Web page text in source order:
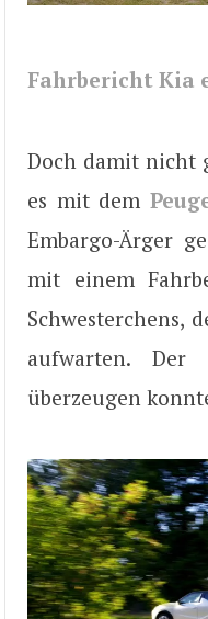
Fahrbericht Kia
Doch damit nicht
es mit dem
Embargo-Ärger
mit einem
Schwesterchens,
aufwarten.
überzeugen